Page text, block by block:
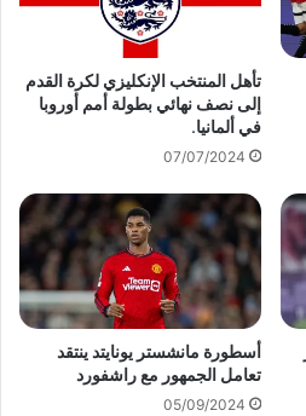
تأهل المنتخب الإنكليزي لكرة القدم
إلى نصف نهائي بطولة أمم أوروبا
في ألمانيا.
07/07/2024
أسطورة مانشستر يونايتد ينتقد
تعامل الجمهور مع راشفورد
05/09/2024